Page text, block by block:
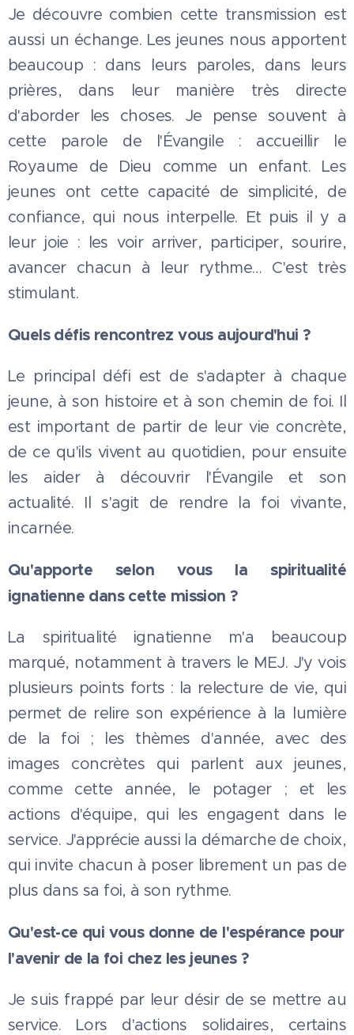
Je découvre combien cette transmission est
aussi un échange. Les jeunes nous apportent
beaucoup : dans leurs paroles, dans leurs
prières, dans leur manière très directe
d'aborder les choses. Je pense souvent à
cette parole de l'Évangile : accueillir le
Royaume de Dieu comme un enfant. Les
jeunes ont cette capacité de simplicité, de
confiance, qui nous interpelle. Et puis il y a
leur joie : les voir arriver, participer, sourire,
avancer chacun à leur rythme… C'est très
stimulant.
Quels défis rencontrez vous aujourd'hui ?
Le principal défi est de s'adapter à chaque
jeune, à son histoire et à son chemin de foi. Il
est important de partir de leur vie concrète,
de ce qu'ils vivent au quotidien, pour ensuite
les aider à découvrir l'Évangile et son
actualité. Il s'agit de rendre la foi vivante,
incarnée.
Qu'apporte selon vous la spiritualité
ignatienne dans cette mission ?
La spiritualité ignatienne m'a beaucoup
marqué, notamment à travers le MEJ. J'y vois
plusieurs points forts : la relecture de vie, qui
permet de relire son expérience à la lumière
de la foi ; les thèmes d'année, avec des
images concrètes qui parlent aux jeunes,
comme cette année, le potager ; et les
actions d'équipe, qui les engagent dans le
service. J'apprécie aussi la démarche de choix,
qui invite chacun à poser librement un pas de
plus dans sa foi, à son rythme.
Qu'est-ce qui vous donne de l'espérance pour
l'avenir de la foi chez les jeunes ?
Je suis frappé par leur désir de se mettre au
service. Lors d'actions solidaires, certains